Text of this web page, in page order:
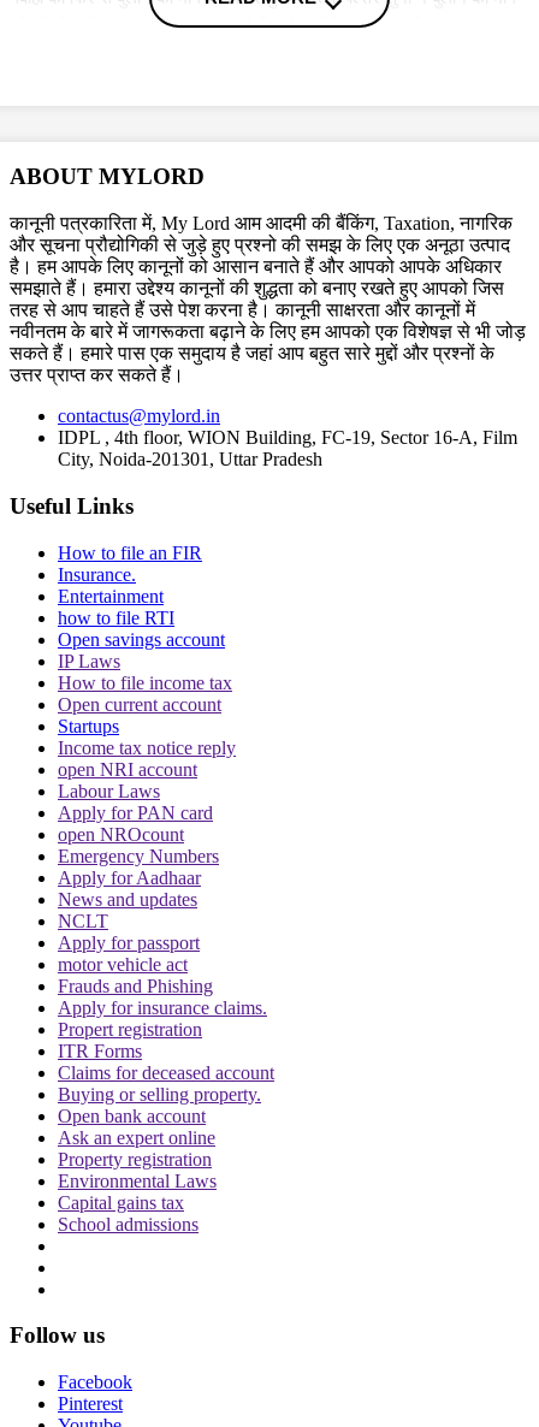
की थी, जिनमें से एक गवाह वह डॉक्टर है जिसने फोरेंसिक जांच के लिए नमूने एकत्र
हालांकि, हाईकोर्ट ने इस तर्क को खारिज करते हुए कहा कि अभियुक्त पिछले दो साल से
बिना किसी चूक के पूरे मुकदमे में उपस्थित रहा है, इसलिए यह दावा पूरी तरह निराधार
है कि उसके वकील निर्देशों के अभाव में दो गवाहों से जिरह नहीं कर सके.
क्या है मामला?
की रात को कुछ लोगों ने अपहरण कर लिया था और करीब दो घंटे तक कार में उनके
साथ कथित तौर पर छेड़छाड़ की. बाद में वे भाग गए थे. आरोपियों ने अभिनेत्री को
सहित 10 आरोपी हैं और पुलिस ने सात को गिरफ्तार किया है. दिलीप को गिरफ्तार करने
Topics
Actress molestation case Kerala High Court
Trending in Hindi
CJI पर जूता फेंकने वाले वकील की बढ़ी मुश्किलें, AG
ने 'अवमानना' की कार्यवाही शुरू करने की इजाजत दी
पर्सनैलिटी राइट्स मामले में ऋतिक रोशन को मिली
Delhi HC को बड़ी राहत, कहा- ऑनलाइन प्लेटफॉर्म्स
को ऐसे पोस्ट हटाने होंगे
दिवाली पर Delhi-NCR के लोग फोड़ सकेंगे पटाखें,
ABOUT MYLORD
कानूनी पत्रकारिता में, My Lord आम आदमी की बैंकिंग, Taxation, नागरिक
और सूचना प्रौद्योगिकी से जुड़े हुए प्रश्नो की समझ के लिए एक अनूठा उत्पाद
है। हम आपके लिए कानूनों को आसान बनाते हैं और आपको आपके अधिकार
समझाते हैं। हमारा उद्देश्य कानूनों की शुद्धता को बनाए रखते हुए आपको जिस
तरह से आप चाहते हैं उसे पेश करना है। कानूनी साक्षरता और कानूनों में
नवीनतम के बारे में जागरूकता बढ़ाने के लिए हम आपको एक विशेषज्ञ से भी जोड़
सकते हैं। हमारे पास एक समुदाय है जहां आप बहुत सारे मुद्दों और प्रश्नों के
उत्तर प्राप्त कर सकते हैं।
contactus@mylord.in
IDPL , 4th floor, WION Building, FC-19, Sector 16-A, Film
City, Noida-201301, Uttar Pradesh
Useful Links
How to file an FIR
Insurance.
Entertainment
how to file RTI
Open savings account
IP Laws
How to file income tax
Open current account
Startups
Income tax notice reply
open NRI account
Labour Laws
Apply for PAN card
open NROcount
Emergency Numbers
Apply for Aadhaar
News and updates
NCLT
Apply for passport
motor vehicle act
Frauds and Phishing
Apply for insurance claims.
Propert registration
ITR Forms
Claims for deceased account
Buying or selling property.
Open bank account
Ask an expert online
Property registration
Environmental Laws
Capital gains tax
School admissions
Follow us
Facebook
Pinterest